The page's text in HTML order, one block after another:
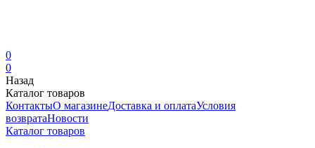
0
0
Назад
Каталог товаров
КонтактыО магазинеДоставка и оплатаУсловия
возвратаНовости
Каталог товаров